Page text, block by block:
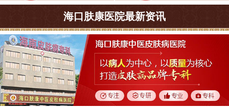
海口肤康医院最新资讯